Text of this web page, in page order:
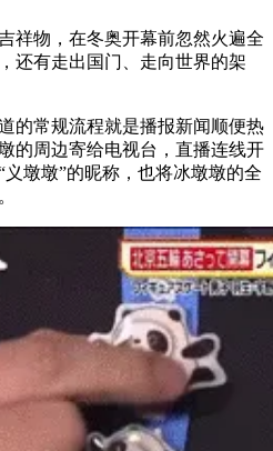
祥物，在冬奥开幕前忽然火遍全
还有走出国门、走向世界的架
的常规流程就是播报新闻顺便热
的周边寄给电视台，直播连线开
墩墩”的昵称，也将冰墩墩的全